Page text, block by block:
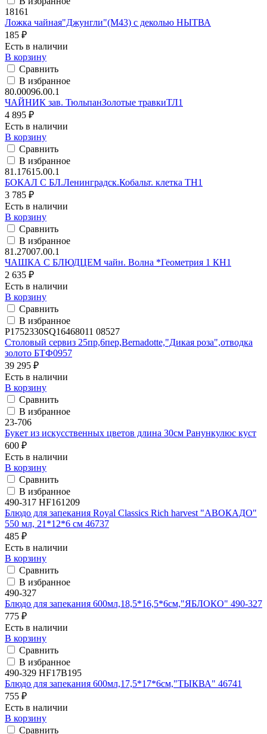
18161
Ложка чайная"Джунгли"(М43) с деколью НЫТВА
185 ₽
Есть в наличии
В корзину
Сравнить
В избранное
80.00096.00.1
ЧАЙНИК зав. ТюльпанЗолотые травкиТЛ1
4 895 ₽
Есть в наличии
В корзину
Сравнить
В избранное
81.17615.00.1
БОКАЛ С БЛ.Ленинградск.Кобальт. клетка ТН1
3 785 ₽
Есть в наличии
В корзину
Сравнить
В избранное
81.27007.00.1
ЧАШКА С БЛЮДЦЕМ чайн. Волна *Геометрия 1 КН1
2 635 ₽
Есть в наличии
В корзину
Сравнить
В избранное
P1752330SQ16468011 08527
Столовый сервиз 25пр,6пер,Bernadotte,"Дикая роза",отводка
золото БТФ0957
39 295 ₽
Есть в наличии
В корзину
Сравнить
В избранное
23-706
Букет из искусственных цветов длина 30см Ранункулюс куст
600 ₽
Есть в наличии
В корзину
Сравнить
В избранное
490-317 HF161209
Блюдо для запекания Royal Classics Rich harvest "АВОКАДО"
550 мл, 21*12*6 см 46737
485 ₽
Есть в наличии
В корзину
Сравнить
В избранное
490-327
Блюдо для запекания 600мл,18,5*16,5*6см,"ЯБЛОКО" 490-327
775 ₽
Есть в наличии
В корзину
Сравнить
В избранное
490-329 HF17B195
Блюдо для запекания 600мл,17,5*17*6см,"ТЫКВА" 46741
755 ₽
Есть в наличии
В корзину
Сравнить